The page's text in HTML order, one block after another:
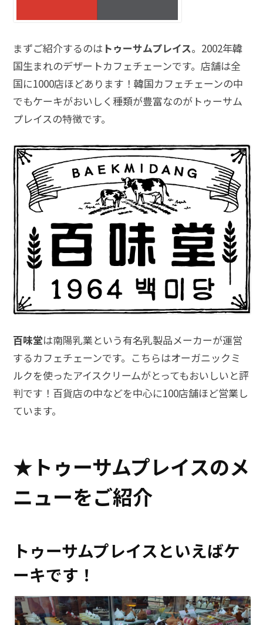
まずご紹介するのは トゥーサムプレイス。2002年韓
国生まれのデザートカフェチェーンです。店舗は全
国に1000店ほどあります！韓国カフェチェーンの中
でもケーキがおいしく種類が豊富なのがトゥーサム
プレイスの特徴です。
百味堂は南陽乳業という有名乳製品メーカーが運営
するカフェチェーンです。こちらはオーガニックミ
ルクを使ったアイスクリームがとってもおいしいと評
判です！百貨店の中などを中心に100店舗ほど営業し
ています。
★トゥーサムプレイスのメ
ニューをご紹介
トゥーサムプレイスといえばケ
ーキです！